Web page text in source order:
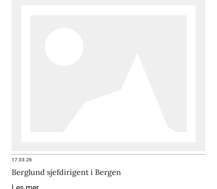
17.03.26
Berglund sjefdirigent i Bergen